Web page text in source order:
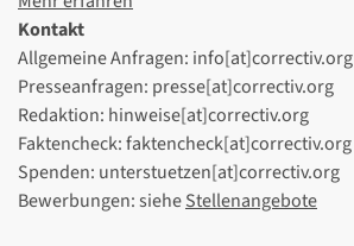
Kontakt
Allgemeine Anfragen: info[at]correctiv.org
Presseanfragen: presse[at]correctiv.org
Redaktion: hinweise[at]correctiv.org
Faktencheck: faktencheck[at]correctiv.org
Spenden: unterstuetzen[at]correctiv.org
Bewerbungen: sieheStellenangebote